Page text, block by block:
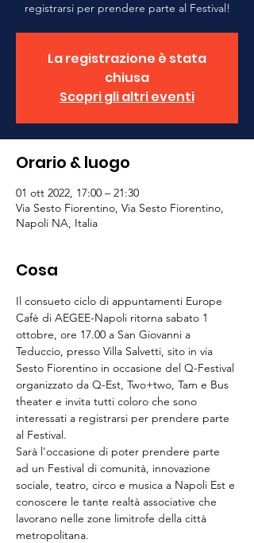
registrarsi per prendere parte al Festival!
La registrazione è stata
chiusa
Scopri gli altri eventi
Orario & luogo
01 ott 2022, 17:00 – 21:30
Via Sesto Fiorentino, Via Sesto Fiorentino,
Napoli NA, Italia
Cosa
Il consueto ciclo di appuntamenti Europe
Cafè di AEGEE-Napoli ritorna sabato 1
ottobre, ore 17.00 a San Giovanni a
Teduccio, presso Villa Salvetti, sito in via
Sesto Fiorentino in occasione del Q-Festival
organizzato da Q-Est, Two+two, Tam e Bus
theater e invita tutti coloro che sono
interessati a registrarsi per prendere parte
al Festival.
Sarà l'occasione di poter prendere parte
ad un Festival di comunità, innovazione
sociale, teatro, circo e musica a Napoli Est e
conoscere le tante realtà associative che
lavorano nelle zone limitrofe della città
metropolitana.